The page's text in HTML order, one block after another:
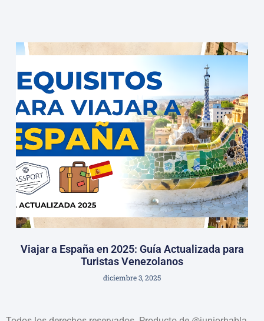
Viajar a España en 2025: Guía Actualizada para
Turistas Venezolanos
diciembre 3, 2025